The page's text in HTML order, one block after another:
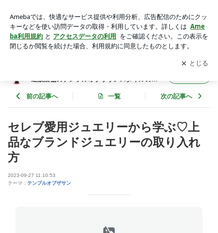
取り入れ方 | TEMPLE OF THE SUNテンプル オブ ザ サン通販
店舗のテンプルオブザサンスタイルの店主ブログ
アプリをダウンロードして ブログの更新通知
を受け取りまし
ょう。
開く
通販店舗のテンプルオブザサンスタイルの店
前の記事へ 一覧 次の記事へ
セレブ愛用ジュエリーから学ぶ♡上
品なブランドジュエリーの取り入れ
方
2023-09-27 11:10:53
テーマ： テンプルオブザサン